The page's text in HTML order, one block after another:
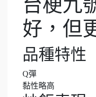
台梗九
好，但
品種特性
Q彈
黏性略高